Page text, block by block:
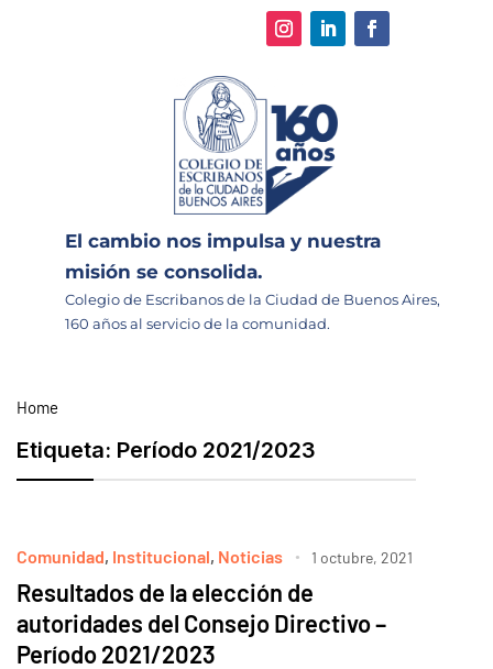
El cambio nos impulsa y nuestra
misión se consolida.
Colegio de Escribanos de la Ciudad de Buenos Aires,
160 años al servicio de la comunidad.
Home
Etiqueta: Período 2021/2023
Comunidad, Institucional, Noticias 1 octubre, 2021
Resultados de la elección de
autoridades del Consejo Directivo –
Período 2021/2023